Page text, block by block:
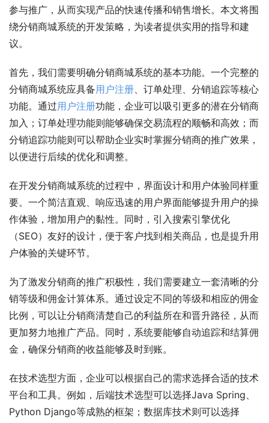
参与推广，从而实现产品的快速传播和销售增长。本文将围
绕分销商城系统的开发策略，为读者提供实用的指导和建
议。
首先，我们需要明确分销商城系统的基本功能。一个完整的
分销商城系统应具备用户注册、订单处理、分销追踪等核心
功能。通过用户注册功能，企业可以吸引更多的潜在分销商
加入；订单处理功能则能够确保交易流程的顺畅和高效；而
分销追踪功能则可以帮助企业实时掌握分销商的推广效果，
以便进行后续的优化和调整。
在开发分销商城系统的过程中，界面设计和用户体验同样重
要。一个简洁直观、响应迅速的用户界面能够提升用户的操
作体验，增加用户的黏性。同时，引入搜索引擎优化
（SEO）友好的设计，便于客户找到相关商品，也是提升用
户体验的关键环节。
为了激发分销商的推广积极性，我们需要建立一套清晰的分
销等级和佣金计算体系。通过设定不同的等级和相应的佣金
比例，可以让分销商清楚自己的利益所在和晋升路径，从而
更加努力地推广产品。同时，系统要能够自动追踪和结算佣
金，确保分销商的收益能够及时到账。
在技术选型方面，企业可以根据自己的需求选择合适的技术
平台和工具。例如，后端技术选型可以选择Java Spring、
Python Django等成熟的框架；数据库技术则可以选择